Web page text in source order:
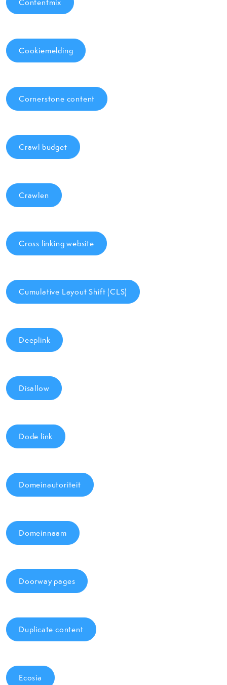
Contentmix
Cookiemelding
Cornerstone content
Crawl budget
Crawlen
Cross linking website
Cumulative Layout Shift (CLS)
Deeplink
Disallow
Dode link
Domeinautoriteit
Domeinnaam
Doorway pages
Duplicate content
Ecosia